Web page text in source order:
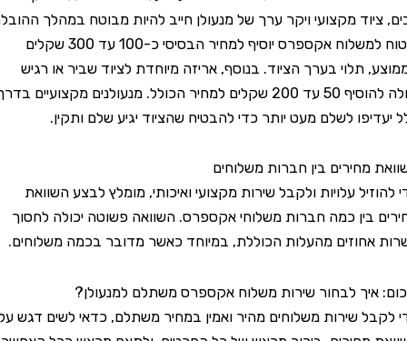
מקצועי ויקר ערך של מנעולן חייב להיות מבוטח במהלך ההובלה.
ביטוח למשלוח אקספרס יוסיף למחיר הבסיסי כ-100 עד 300 שקלים
תלוי בערך הציוד. בנוסף, אריזה מיוחדת לציוד שביר או רגיש
יכולה להוסיף 50 עד 200 שקלים למחיר הכולל. מנעולנים מקצועיים בדרך
לשלם מעט יותר כדי להבטיח שהציוד יגיע שלם ותקין.
בין חברות משלוחים
עלויות ולקבל שירות מקצועי ואיכותי, מומלץ לבצע השוואת
בין כמה חברות משלוחי אקספרס. השוואה פשוטה יכולה לחסוך
מהעלות הכוללת, במיוחד כאשר מדובר בכמה משלוחים.
לבחור שירות משלוח אקספרס משתלם למנעולן?
שירות משלוחים מהיר ואמין במחיר משתלם, כדאי לשים דגש על